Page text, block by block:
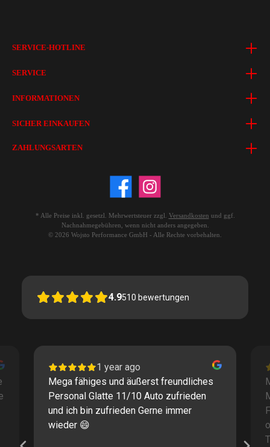
SERVICE-HOTLINE
SERVICE
INFORMATIONEN
SICHER EINKAUFEN
ZAHLUNGSARTEN
* Alle Preise inkl. gesetzl. Mehrwertsteuer zzgl. Versandkosten und ggf.
Nachnahmegebühren, wenn nicht anders angegeben.
© 2026 Wojsto Performance GmbH - Alle Rechte vorbehalten.
4.9510 bewertungen
1 year ago
Mega fähiges und äußerst freundliches
Personal Glatte 11/10 Auto zufrieden
und ich bin zufrieden Gerne immer
wieder 😄